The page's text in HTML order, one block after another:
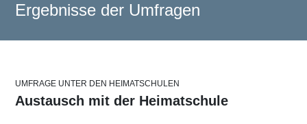
Ergebnisse der Umfragen
UMFRAGE UNTER DEN HEIMATSCHULEN
Austausch mit der Heimatschule